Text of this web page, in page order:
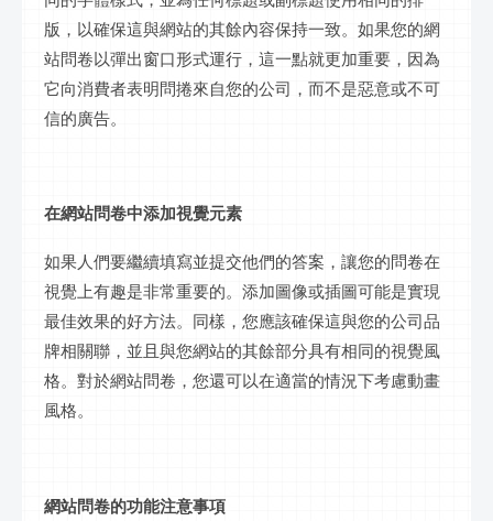
版，以確保這與網站的其餘內容保持一致。如果您的網
站問卷以彈出窗口形式運行，這一點就更加重要，因為
它向消費者表明問捲來自您的公司，而不是惡意或不可
信的廣告。
在網站問卷中添加視覺元素
如果人們要繼續填寫並提交他們的答案，讓您的問卷在
視覺上有趣是非常重要的。添加圖像或插圖可能是實現
最佳效果的好方法。同樣，您應該確保這與您的公司品
牌相關聯，並且與您網站的其餘部分具有相同的視覺風
格。對於網站問卷，您還可以在適當的情況下考慮動畫
風格。
網站問卷的功能注意事項